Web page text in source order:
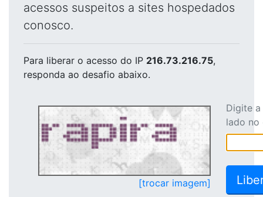
acessos suspeitos a sites hospedados
conosco.
Para liberar o acesso do IP 216.73.216.75,
responda ao desafio abaixo.
[trocar imagem]
Digite
lado no